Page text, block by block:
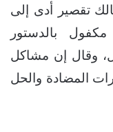
تقصير أدى إلى
بالدستور
وقال إن مشاكل
المضادة والحل